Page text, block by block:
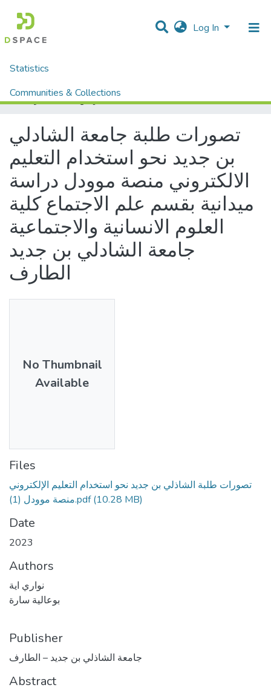
Log In
Statistics
Communities & Collections
Home
تصورات طلبة جامعة الشادلي بن جديد نحو استخدام التعليم الالكتروني منصة موودل دراسة ميدانية بقسم علم الاجتماع كلية العلوم الانسانية والاجتماعية جامعة الشادلي بن جديد الطارف
تصورات طلبة جامعة الشادلي
بن جديد نحو استخدام التعليم
الالكتروني منصة موودل دراسة
ميدانية بقسم علم الاجتماع كلية
العلوم الانسانية والاجتماعية
جامعة الشادلي بن جديد
الطارف
No Thumbnail
Available
Files
تصورات طلبة الشاذلي بن جديد نحو استخدام التعليم الإلكتروني
منصة موودل (1).pdf (10.28 MB)
Date
2023
Authors
نواري اية
بوعالية سارة
Publisher
جامعة الشاذلي بن جديد – الطارف
Abstract